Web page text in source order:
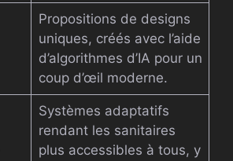
Propositions de designs
uniques, créés avec l’aide
d’algorithmes d’IA pour un
coup d’œil moderne.
Systèmes adaptatifs
rendant les sanitaires
plus accessibles à tous, y